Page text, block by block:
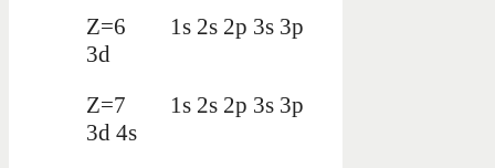
Z=6 1s 2s 2p 3s 3p
3d
Z=7 1s 2s 2p 3s 3p
3d 4s